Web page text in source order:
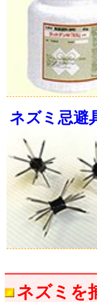
ネズミ忌避
ネズミを